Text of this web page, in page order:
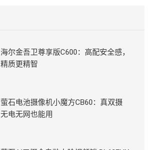
海尔金吾卫尊享版C600：高配安全感，
精质更精智
萤石电池摄像机小魔方CB60：真双摄
无电无网也能用